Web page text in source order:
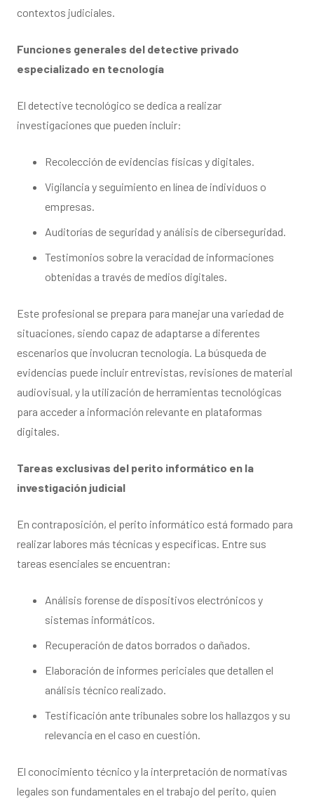
contextos judiciales.
Funciones generales del detective privado
especializado en tecnología
El detective tecnológico se dedica a realizar
investigaciones que pueden incluir:
Recolección de evidencias físicas y digitales.
Vigilancia y seguimiento en línea de individuos o
empresas.
Auditorías de seguridad y análisis de ciberseguridad.
Testimonios sobre la veracidad de informaciones
obtenidas a través de medios digitales.
Este profesional se prepara para manejar una variedad de
situaciones, siendo capaz de adaptarse a diferentes
escenarios que involucran tecnología. La búsqueda de
evidencias puede incluir entrevistas, revisiones de material
audiovisual, y la utilización de herramientas tecnológicas
para acceder a información relevante en plataformas
digitales.
Tareas exclusivas del perito informático en la
investigación judicial
En contraposición, el perito informático está formado para
realizar labores más técnicas y específicas. Entre sus
tareas esenciales se encuentran:
Análisis forense de dispositivos electrónicos y
sistemas informáticos.
Recuperación de datos borrados o dañados.
Elaboración de informes periciales que detallen el
análisis técnico realizado.
Testificación ante tribunales sobre los hallazgos y su
relevancia en el caso en cuestión.
El conocimiento técnico y la interpretación de normativas
legales son fundamentales en el trabajo del perito, quien